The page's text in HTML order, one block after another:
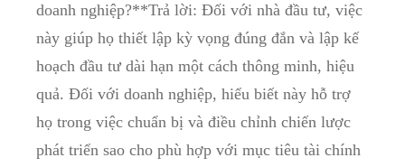
doanh nghiệp?**Trả lời: Đối với nhà đầu tư, việc
này giúp họ thiết lập kỳ vọng đúng đắn và lập kế
hoạch đầu tư dài hạn một cách thông minh, hiệu
quả. Đối với doanh nghiệp, hiểu biết này hỗ trợ
họ trong việc chuẩn bị và điều chỉnh chiến lược
phát triển sao cho phù hợp với mục tiêu tài chính